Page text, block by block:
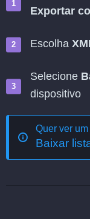
Exportar
Escolha
Selecione
dispositivo
Quer ver
Baixar